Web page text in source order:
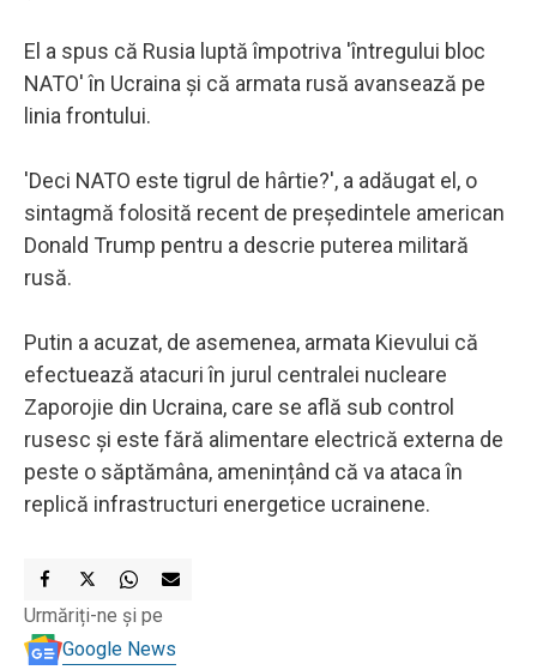
El a spus că Rusia luptă împotriva 'întregului bloc
NATO' în Ucraina și că armata rusă avansează pe
linia frontului.
'Deci NATO este tigrul de hârtie?', a adăugat el, o
sintagmă folosită recent de președintele american
Donald Trump pentru a descrie puterea militară
rusă.
Putin a acuzat, de asemenea, armata Kievului că
efectuează atacuri în jurul centralei nucleare
Zaporojie din Ucraina, care se află sub control
rusesc și este fără alimentare electrică externa de
peste o săptămâna, amenințând că va ataca în
replică infrastructuri energetice ucrainene.
Urmăriți-ne și pe
Google News